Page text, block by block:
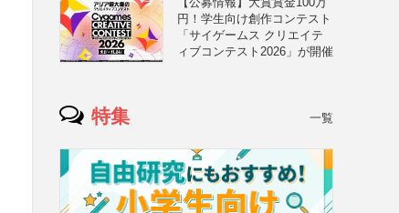
円！学生向け創作コンテスト
「サイゲームス クリエイテ
ィブコンテスト2026」が開催
特集 一覧